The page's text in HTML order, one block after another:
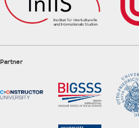
Partner